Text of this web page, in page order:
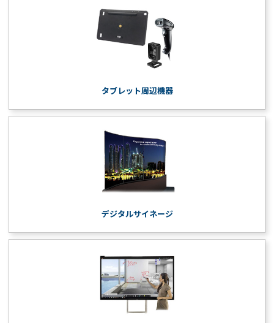
タブレット周辺機器
デジタルサイネージ